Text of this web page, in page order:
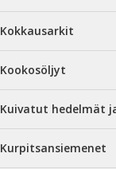
Kokkausarkit
Kookosöljyt
Kuivatut hedelmät
Kurpitsansiemenet